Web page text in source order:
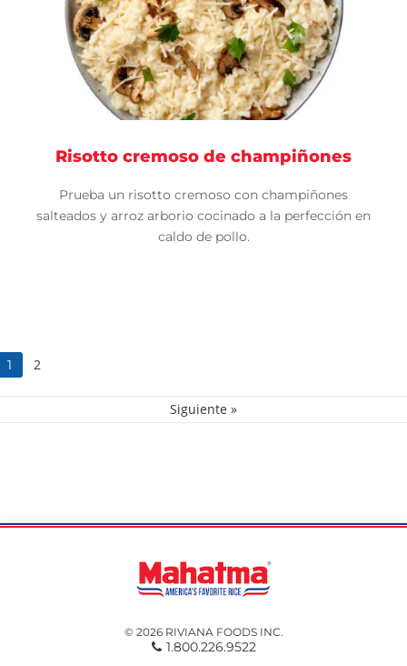
Risotto cremoso de champiñones
Prueba un risotto cremoso con champiñones
salteados y arroz arborio cocinado a la perfección en
caldo de pollo.
1 2
Siguiente »
© 2026 RIVIANA FOODS INC.
1.800.226.9522